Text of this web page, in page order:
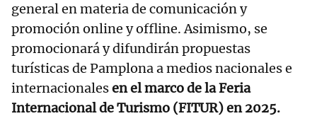
general en materia de comunicación y
promoción online y offline. Asimismo, se
promocionará y difundirán propuestas
turísticas de Pamplona a medios nacionales e
internacionalesen el marco de la Feria
Internacional de Turismo (FITUR) en 2025.